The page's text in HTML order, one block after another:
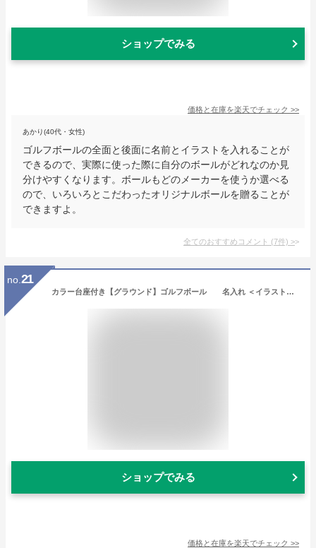
ショップでみる
価格と在庫を楽天でチェック >>
あかり(40代・女性)
ゴルフボールの全面と後面に名前とイラストを入れることが
できるので、実際に使った際に自分のボールがどれなのか見
分けやすくなります。ボールもどのメーカーを使うか選べる
ので、いろいろとこだわったオリジナルボールを贈ることが
できますよ。
全てのおすすめコメント (7件) >
no. 21
カラー台座付き【グラウンド】ゴルフボール 名入れ ＜イラストまたは写真入り＞ ギフト プレゼント ホールインワン 記念品 ゴルフコンペ 景品 父の日 敬老の日 退職祝 誕生日 還暦祝 包装込み ゴルフ ボール 名 入れ グランドゴルフボール
ショップでみる
価格と在庫を楽天でチェック >>